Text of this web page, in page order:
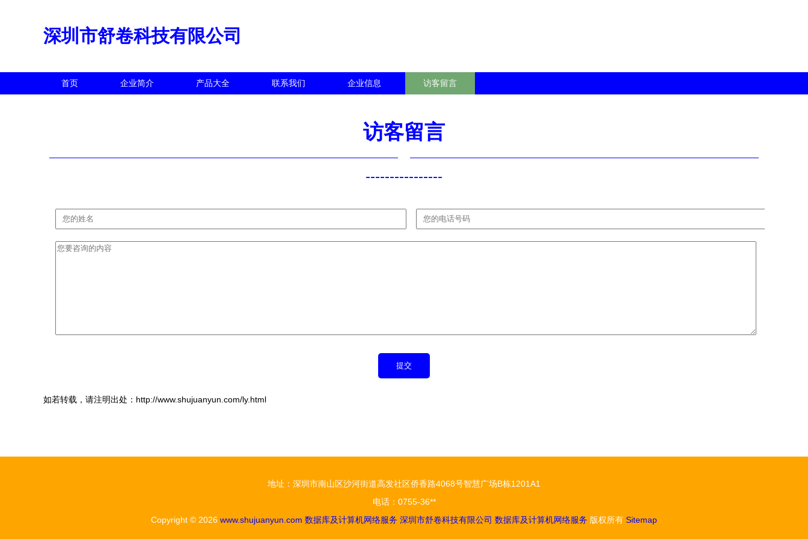
深圳市舒卷科技有限公司
首页 企业简介 产品大全 联系我们 企业信息 访客留言
访客留言
----------------
如若转载，请注明出处：http://www.shujuanyun.com/ly.html
地址：深圳市南山区沙河街道高发社区侨香路4068号智慧广场B栋1201A1
电话：0755-36**
Copyright © 2026 www.shujuanyun.com 数据库及计算机网络服务 深圳市舒卷科技有限公司 数据库及计算机网络服务 版权所有 Sitemap